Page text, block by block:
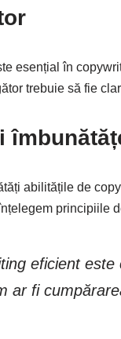
esențial în
trebuie să fie
abilitățile de
principiile
eficient
ar fi